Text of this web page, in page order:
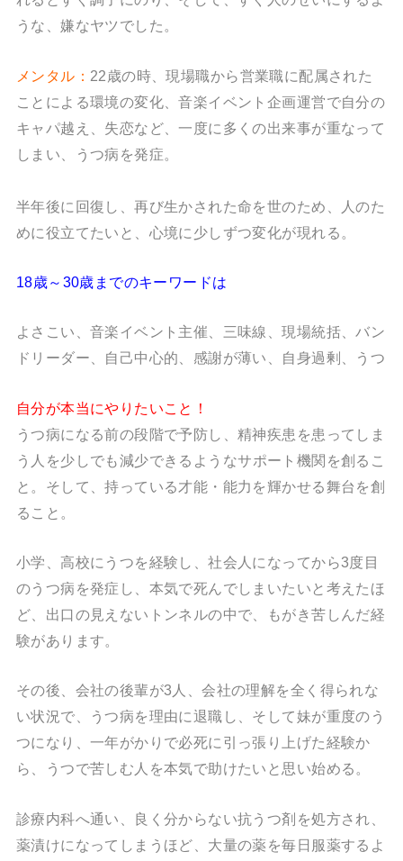
うな、嫌なヤツでした。
メンタル： 22歳の時、現場職から営業職に配属された
ことによる環境の変化、音楽イベント企画運営で自分の
キャパ越え、失恋など、一度に多くの出来事が重なって
しまい、うつ病を発症。
半年後に回復し、再び生かされた命を世のため、人のた
めに役立てたいと、心境に少しずつ変化が現れる。
18歳～30歳までのキーワードは
よさこい、音楽イベント主催、三味線、現場統括、バン
ドリーダー、自己中心的、感謝が薄い、自身過剰、うつ
自分が本当にやりたいこと！
うつ病になる前の段階で予防し、精神疾患を患ってしま
う人を少しでも減少できるようなサポート機関を創るこ
と。そして、持っている才能・能力を輝かせる舞台を創
ること。
小学、高校にうつを経験し、社会人になってから3度目
のうつ病を発症し、本気で死んでしまいたいと考えたほ
ど、出口の見えないトンネルの中で、もがき苦しんだ経
験があります。
その後、会社の後輩が3人、会社の理解を全く得られな
い状況で、うつ病を理由に退職し、そして妹が重度のう
つになり、一年がかりで必死に引っ張り上げた経験か
ら、うつで苦しむ人を本気で助けたいと思い始める。
診療内科へ通い、良く分からない抗うつ剤を処方され、
薬漬けになってしまうほど、大量の薬を毎日服薬するよ